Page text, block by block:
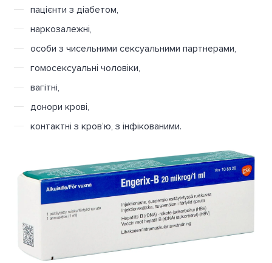
пацієнти з діабетом,
наркозалежні,
особи з чисельними сексуальними партнерами,
гомосексуальні чоловіки,
вагітні,
донори крові,
контактні з кровʼю, з інфікованими.